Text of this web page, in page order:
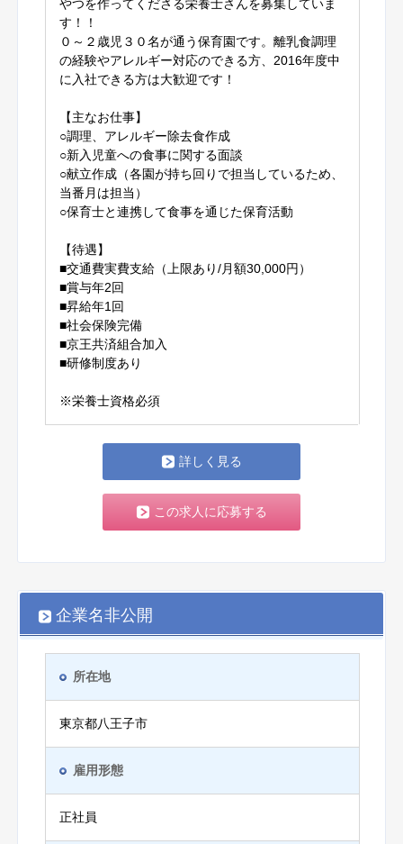
やつを作ってくださる栄養士さんを募集していま
す！！
０～２歳児３０名が通う保育園です。離乳食調理
の経験やアレルギー対応のできる方、2016年度中
に入社できる方は大歓迎です！
【主なお仕事】
○調理、アレルギー除去食作成
○新入児童への食事に関する面談
○献立作成（各園が持ち回りで担当しているため、
当番月は担当）
○保育士と連携して食事を通じた保育活動
【待遇】
■交通費実費支給（上限あり/月額30,000円）
■賞与年2回
■昇給年1回
■社会保険完備
■京王共済組合加入
■研修制度あり
※栄養士資格必須
詳しく見る
この求人に応募する
企業名非公開
所在地
東京都八王子市
雇用形態
正社員